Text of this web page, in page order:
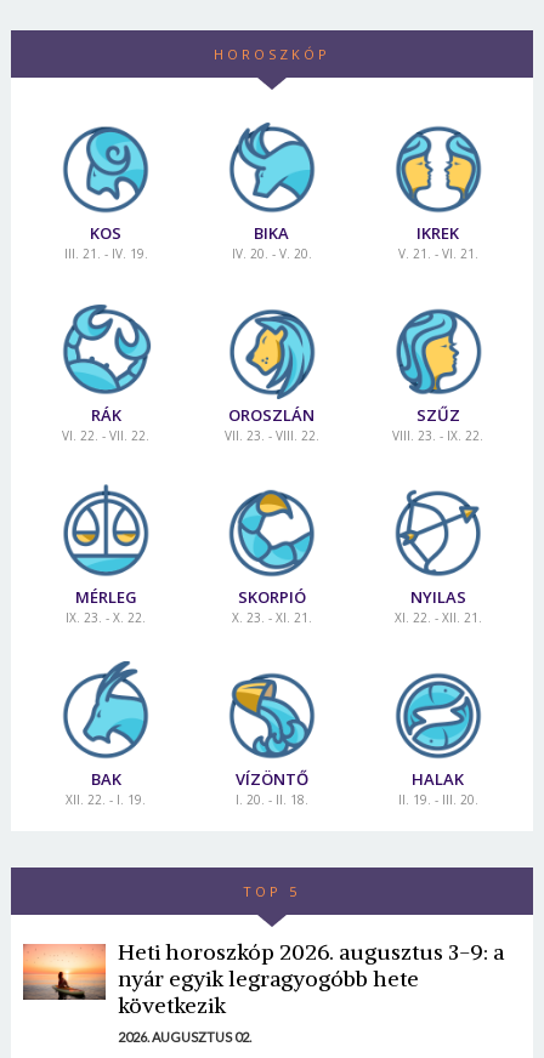
HOROSZKÓP
KOS
III. 21. - IV. 19.
BIKA
IV. 20. - V. 20.
IKREK
V. 21. - VI. 21.
RÁK
VI. 22. - VII. 22.
OROSZLÁN
VII. 23. - VIII. 22.
SZŰZ
VIII. 23. - IX. 22.
MÉRLEG
IX. 23. - X. 22.
SKORPIÓ
X. 23. - XI. 21.
NYILAS
XI. 22. - XII. 21.
BAK
XII. 22. - I. 19.
VÍZÖNTŐ
I. 20. - II. 18.
HALAK
II. 19. - III. 20.
TOP 5
Heti horoszkóp 2026. augusztus 3-9: a
nyár egyik legragyogóbb hete
következik
2026. AUGUSZTUS 02.